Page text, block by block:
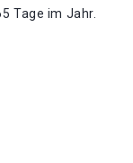
Tage im Jahr.